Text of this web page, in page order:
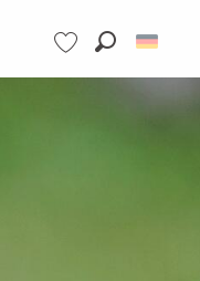
Voir les favoris